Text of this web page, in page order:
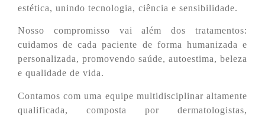
estética, unindo tecnologia, ciência e sensibilidade.
Nosso compromisso vai além dos tratamentos:
cuidamos de cada paciente de forma humanizada e
personalizada, promovendo saúde, autoestima, beleza
e qualidade de vida.
Contamos com uma equipe multidisciplinar altamente
qualificada, composta por dermatologistas,